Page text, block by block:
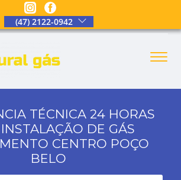
(47) 2122-0942
TÉCNICA 24 HORAS
DE GÁS
CENTRO POÇO
BELO